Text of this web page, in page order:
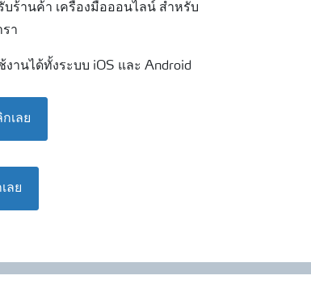
ร้านค้า เครื่องมือออนไลน์ สำหรับ
า
านได้ทั้งระบบ iOS และ Android
เลย
ลย